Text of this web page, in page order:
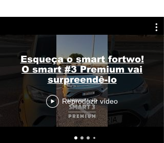
Esqueça o smart fortwo!
O smart #3 Premium vai
surpreendê-lo
Reproduzir vídeo